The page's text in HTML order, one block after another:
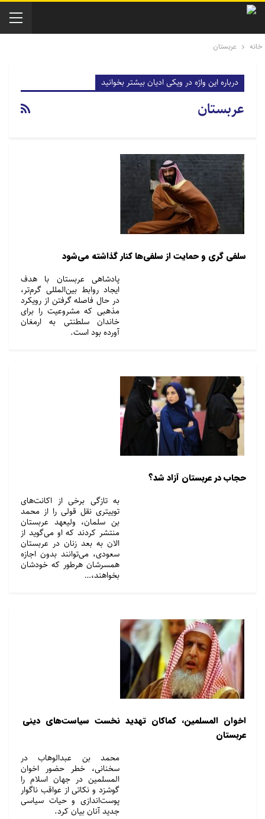
خانه عربستان
درباره این واژه در ویکی ادیان بیشتر بخوانید
عربستان
سلفی گری و حمایت از سلفی‌ها کنار گذاشته می‌شود
پادشاهی عربستان با هدف
ایجاد روابط بین‌المللی گرم‌تر،
در حال فاصله گرفتن از رویکرد
مذهبی که مشروعیت را برای
خاندان سلطنتی به ارمغان
آورده بود است.
حجاب در عربستان آزاد شد؟
به تازگی برخی از اکانت‌های
توییتری نقل قولی را از محمد
بن سلمان، ولیعهد عربستان
منتشر کردند که او می‌گوید از
الان به بعد زنان در عربستان
سعودی، می‌توانند بدون اجازه
همسرشان هرطور که خودشان
بخواهند،…
اخوان المسلمین، کماکان تهدید نخست سیاست‌های دینی
عربستان
محمد بن عبدالوهاب در
سخنانی، خطر حضور اخوان
المسلمین در جهان اسلام را
گوشزد و نکاتی از عواقب ناگوار
پوست‌اندازی و حیات سیاسی
جدید آنان بیان کرد.